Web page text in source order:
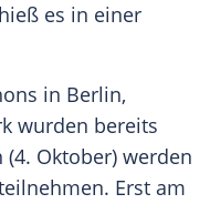
es in einer
in Berlin,
wurden bereits
Oktober) werden
Erst am